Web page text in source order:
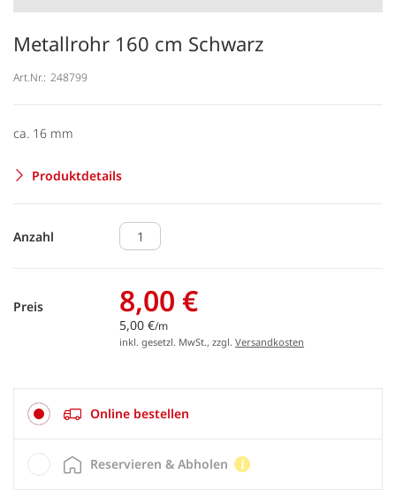
Metallrohr 160 cm Schwarz
Art.Nr.: 248799
ca. 16 mm
Produktdetails
Anzahl
Preis 8,00 €
5,00 €/m
inkl. gesetzl. MwSt., zzgl. Versandkosten
Online bestellen
Reservieren & Abholen